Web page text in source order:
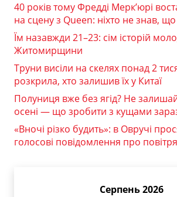
40 років тому Фредді Мерк’юрі
на сцену з Queen: ніхто не знав,
Їм назавжди 21–23: сім історій
Житомирщини
Труни висіли на скелях понад 2
розкрила, хто залишив їх у Китаї
Полуниця вже без ягід? Не
осені — що зробити з кущами
«Вночі різко будить»: в Овручі
голосові повідомлення про
Серпень 2026